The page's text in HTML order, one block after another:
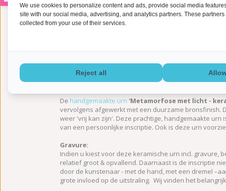
Informatie
De handgemaakte urn 'Metamorfose met licht -
vervolgens afgewerkt met een duurzame bronsfinish.
weer 'vrij kan zijn'. Deze prachtige, handgemaakte urn
van een persoonlijke inscriptie. Ook is deze urn
Gravure:
Indien u kiest voor deze keramische urn incl. gravure,
relatief groot & opvallend. Daarnaast is de inscriptie
door de kunstenaar - met de hand, met een dremel
grote invloed op de uitstraling. Wij vinden het
We use cookies to personalize content and ads, provide social media
site with our social media, advertising, and analytics partners. These
collected from your use of their services.
Reject all